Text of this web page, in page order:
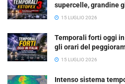
supercelle, grandine
15 LUGLIO 2026
Temporali forti oggi
gli orari del
15 LUGLIO 2026
Intenso sistema